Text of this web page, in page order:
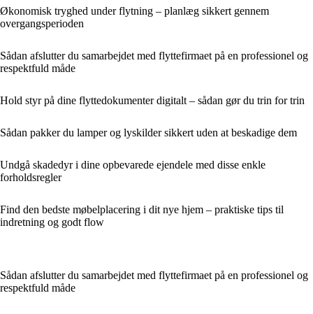
Økonomisk tryghed under flytning – planlæg sikkert gennem
overgangsperioden
Sådan afslutter du samarbejdet med flyttefirmaet på en professionel og
respektfuld måde
Hold styr på dine flyttedokumenter digitalt – sådan gør du trin for trin
Sådan pakker du lamper og lyskilder sikkert uden at beskadige dem
Undgå skadedyr i dine opbevarede ejendele med disse enkle
forholdsregler
Find den bedste møbelplacering i dit nye hjem – praktiske tips til
indretning og godt flow
Sådan afslutter du samarbejdet med flyttefirmaet på en professionel og
respektfuld måde